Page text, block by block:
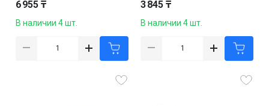
243dw/246dw, черный
6 955 ₸
В наличии 4 шт.
M227fdn/M227fdw/M227sd
n/M203dn, черный
3 845 ₸
В наличии 4 шт.